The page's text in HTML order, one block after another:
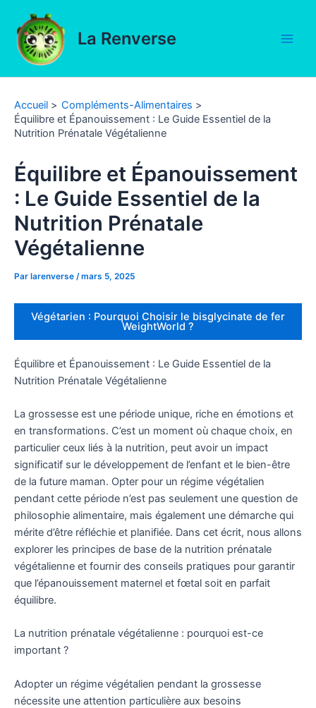
contenu
La Renverse
Accueil
Compléments-Alimentaires
Équilibre et Épanouissement : Le Guide Essentiel de la
Nutrition Prénatale Végétalienne
Équilibre et Épanouissement
: Le Guide Essentiel de la
Nutrition Prénatale
Végétalienne
Par larenverse /mars 5, 2025
Végétarien : Pourquoi Choisir le bisglycinate de fer
WeightWorld ?
Équilibre et Épanouissement : Le Guide Essentiel de la
Nutrition Prénatale Végétalienne
La grossesse est une période unique, riche en émotions et
en transformations. C’est un moment où chaque choix, en
particulier ceux liés à la nutrition, peut avoir un impact
significatif sur le développement de l’enfant et le bien-être
de la future maman. Opter pour un régime végétalien
pendant cette période n’est pas seulement une question de
philosophie alimentaire, mais également une démarche qui
mérite d’être réfléchie et planifiée. Dans cet écrit, nous allons
explorer les principes de base de la nutrition prénatale
végétalienne et fournir des conseils pratiques pour garantir
que l’épanouissement maternel et fœtal soit en parfait
équilibre.
La nutrition prénatale végétalienne : pourquoi est-ce
important ?
Adopter un régime végétalien pendant la grossesse
nécessite une attention particulière aux besoins